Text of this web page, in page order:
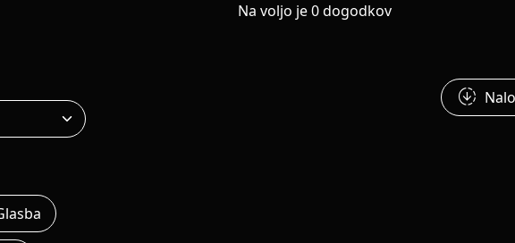
Na voljo je 0 dogodkov
downloading